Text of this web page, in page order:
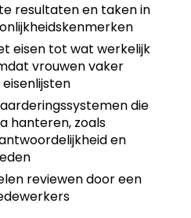
resultaten en taken in
eisen tot wat werkelijk
vrouwen vaker
die
hanteren, zoals
en
reviewen door een